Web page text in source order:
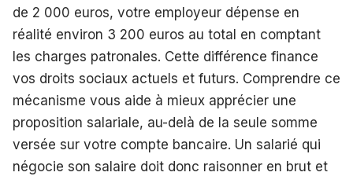
de 2 000 euros, votre employeur dépense en
réalité environ 3 200 euros au total en comptant
les charges patronales. Cette différence finance
vos droits sociaux actuels et futurs. Comprendre ce
mécanisme vous aide à mieux apprécier une
proposition salariale, au-delà de la seule somme
versée sur votre compte bancaire. Un salarié qui
négocie son salaire doit donc raisonner en brut et